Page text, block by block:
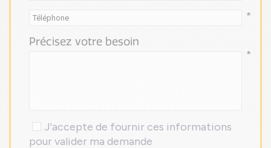
*
Précisez votre besoin
*
J'accepte de fournir ces informations
pour valider ma demande